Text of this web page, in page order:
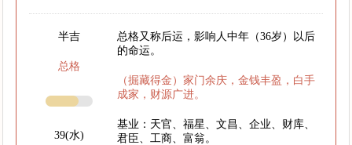
半吉
总格
39(水)
总格又称后运，影响人中年（36岁）以后
的命运。
（掘藏得金）家门余庆，金钱丰盈，白手
成家，财源广进。
基业：天官、福星、文昌、企业、财库、
君臣、工商、富翁。